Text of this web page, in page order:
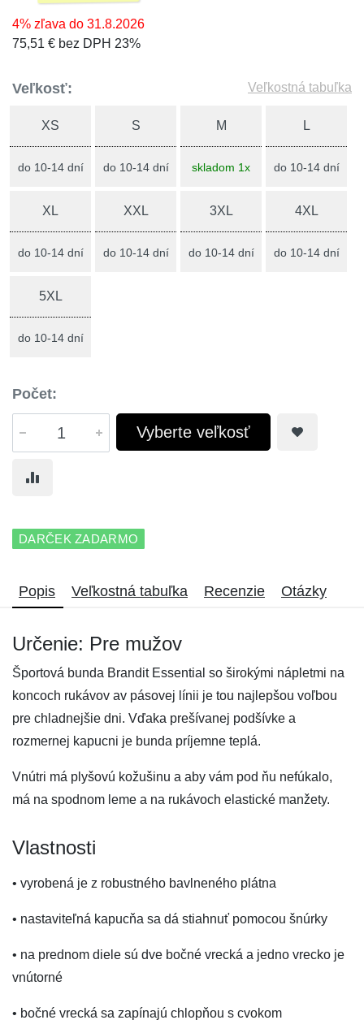
4% zľava do 31.8.2026
75,51 € bez DPH 23%
Veľkosť: Veľkostná tabuľka
XS
do 10-14 dní
S
do 10-14 dní
M
skladom 1x
L
do 10-14 dní
XL
do 10-14 dní
XXL
do 10-14 dní
3XL
do 10-14 dní
4XL
do 10-14 dní
5XL
do 10-14 dní
Počet:
Vyberte veľkosť
DARČEK ZADARMO
Popis Veľkostná tabuľka Recenzie Otázky
Určenie: Pre mužov
Športová bunda Brandit Essential so širokými nápletmi na
koncoch rukávov av pásovej línii je tou najlepšou voľbou
pre chladnejšie dni. Vďaka prešívanej podšívke a
rozmernej kapucni je bunda príjemne teplá.
Vnútri má plyšovú kožušinu a aby vám pod ňu nefúkalo,
má na spodnom leme a na rukávoch elastické manžety.
Vlastnosti
• vyrobená je z robustného bavlneného plátna
• nastaviteľná kapucňa sa dá stiahnuť pomocou šnúrky
• na prednom diele sú dve bočné vrecká a jedno vrecko je
vnútorné
• bočné vrecká sa zapínajú chlopňou s cvokom